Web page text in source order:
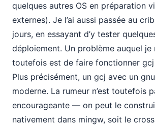
quelques autres OS en préparation
externes). Je l’ai aussi passée au
jours, en essayant d’y tester
déploiement. Un problème auquel je
toutefois est de faire fonctionner gcj
Plus précisément, un gcj avec un
moderne. La rumeur n’est toutefois
encourageante — on peut le
nativement dans mingw, soit le